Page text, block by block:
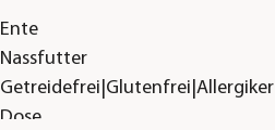
Ente
Nassfutter
Dose